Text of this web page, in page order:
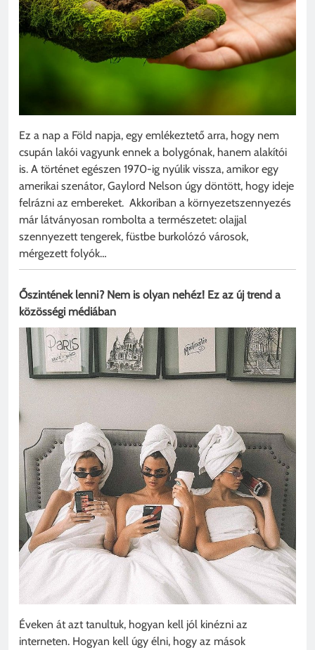
Ez a nap a Föld napja, egy emlékeztető arra, hogy nem
csupán lakói vagyunk ennek a bolygónak, hanem alakítói
is. A történet egészen 1970-ig nyúlik vissza, amikor egy
amerikai szenátor, Gaylord Nelson úgy döntött, hogy ideje
felrázni az embereket. Akkoriban a környezetszennyezés
már látványosan rombolta a természetet: olajjal
szennyezett tengerek, füstbe burkolózó városok,
mérgezett folyók…
Őszintének lenni? Nem is olyan nehéz! Ez az új trend a
közösségi médiában
Éveken át azt tanultuk, hogyan kell jól kinézni az
interneten. Hogyan kell úgy élni, hogy az mások